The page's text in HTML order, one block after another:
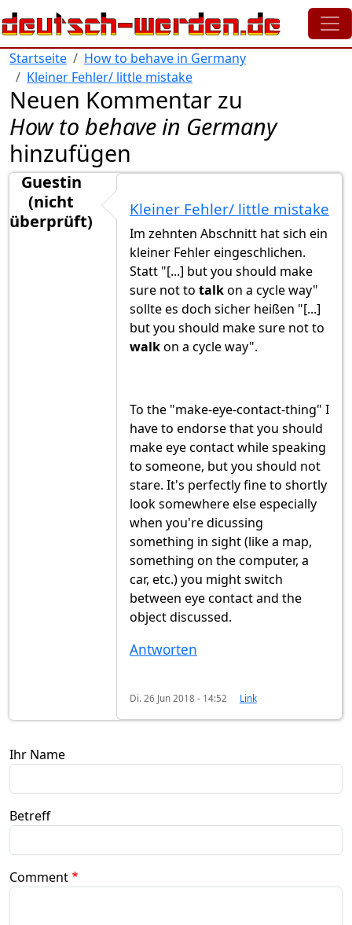
Direkt zum Inhalt
Startseite
How to behave in Germany
Kleiner Fehler/ little mistake
Neuen Kommentar zu
How to behave in Germany
hinzufügen
Guestin
(nicht
überprüft)
Kleiner Fehler/ little mistake
Im zehnten Abschnitt hat sich ein
kleiner Fehler eingeschlichen.
Statt "[...] but you should make
sure not to talkon a cycle way"
sollte es doch sicher heißen "[...]
but you should make sure not to
walkon a cycle way".
To the "make-eye-contact-thing" I
have to endorse that you should
make eye contact while speaking
to someone, but you should not
stare. It's perfectly fine to shortly
look somewhere else especially
when you're dicussing
something in sight (like a map,
something on the computer, a
car, etc.) you might switch
between eye contact and the
object discussed.
Antworten
Di. 26 Jun 2018 - 14:52 Link
Ihr Name
Betreff
Comment